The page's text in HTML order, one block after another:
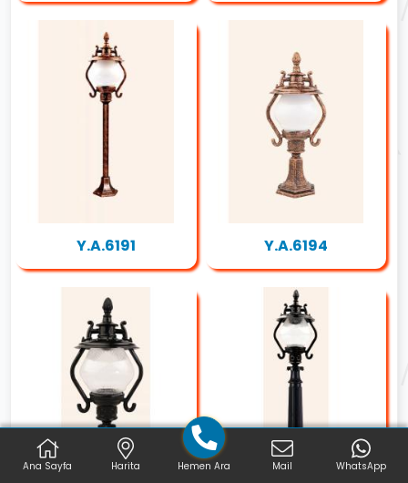
Y.A.6191 Y.A.6194
Ana Sayfa Harita Hemen Ara Mail WhatsApp